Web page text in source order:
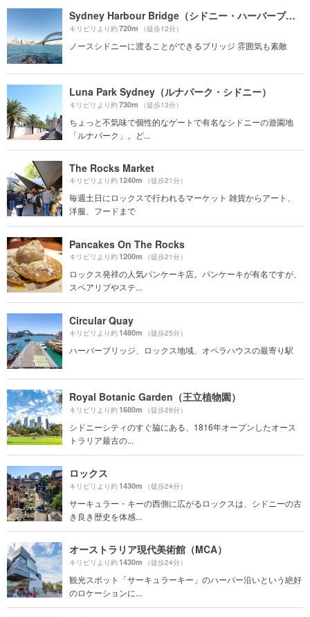
Sydney Harbour Bridge（シドニー・ハーバーブリッジ）
キリビリより約720m （徒歩12分）
ノースシドニーに渡ることができるブリッジ 雰囲気も素敵
Luna Park Sydney（ルナパーク・シドニー）
キリビリより約730m （徒歩13分）
ちょっと不気味で個性的なゲートで有名なシドニーの遊園地
「ルナパーク」。ど...
The Rocks Market
キリビリより約1240m （徒歩21分）
毎週土日にロックスで行われるマーケット 雑貨からアート、
洋服、フードまで
Pancakes On The Rocks
キリビリより約1200m （徒歩21分）
ロックス発祥の人気パンケーキ店。パンケーキが有名ですが、
スペアリブやステ...
Circular Quay
キリビリより約1480m （徒歩25分）
ハーバーブリッジ、ロックス地域、オペラハウスの最寄り駅
Royal Botanic Garden（王立植物園）
キリビリより約1680m （徒歩28分）
シドニーシティのすぐ脇にある、1816年オープンしたオース
トラリア最古の...
ロックス
キリビリより約1430m （徒歩24分）
サーキュラー・キーの西側に広がるロックスは、シドニーの古
き良き歴史を体感...
オーストラリア現代美術館（MCA）
キリビリより約1430m （徒歩24分）
観光スポット「サーキュラーキー」のハーバー沿いという絶好
のロケーションに...